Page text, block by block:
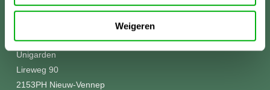
Weigeren
Unigarden
Lireweg 90
2153PH Nieuw-Vennep